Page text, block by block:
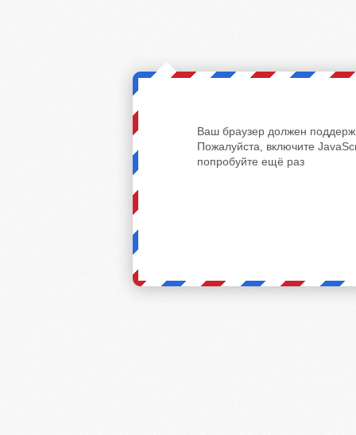
Ваш браузер должен
Пожалуйста, включите
попробуйте ещё раз